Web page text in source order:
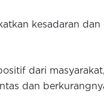
kesadaran
dari
dan